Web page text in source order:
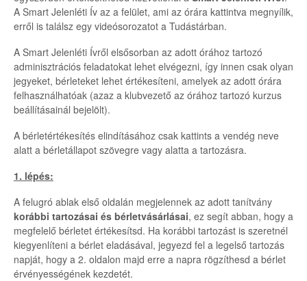
A Smart Jelenléti Ív az a felület, ami az órára kattintva megnyílik,
erről is találsz egy videósorozatot a Tudástárban.
A Smart Jelenléti Ívről elsősorban az adott órához tartozó
adminisztrációs feladatokat lehet elvégezni, így innen csak olyan
jegyeket, bérleteket lehet értékesíteni, amelyek az adott órára
felhasználhatóak (azaz a klubvezető az órához tartozó kurzus
beállításainál bejelölt).
A bérletértékesítés elindításához csak kattints a vendég neve
alatt a bérletállapot szövegre vagy alatta a tartozásra.
1. lépés:
A felugró ablak első oldalán megjelennek az adott tanítvány
korábbi tartozásai és bérletvásárlásai, ez segít abban, hogy a
megfelelő bérletet értékesítsd. Ha korábbi tartozást is szeretnél
kiegyenlíteni a bérlet eladásával, jegyezd fel a legelső tartozás
napját, hogy a 2. oldalon majd erre a napra rögzíthesd a bérlet
érvényességének kezdetét.